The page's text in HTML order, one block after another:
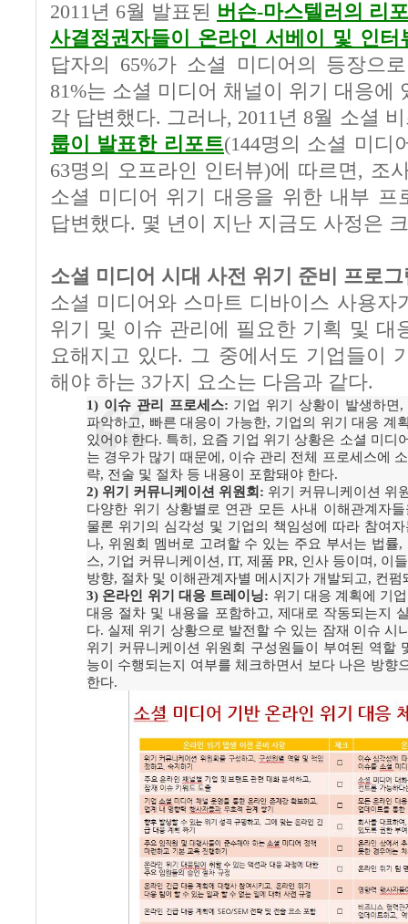
2011년 6월 발표된 버슨-마스텔러의 리
사결정권자들이 온라인 서베이 및 인터
답자의 65%가 소셜 미디어의 등장으
81%는 소셜 미디어 채널이 위기 대응에
각 답변했다. 그러나, 2011년 8월 소셜
룹이 발표한 리포트(144명의 소셜 미디
63명의 오프라인 인터뷰)에 따르면, 조
소셜 미디어 위기 대응을 위한 내부 프
답변했다. 몇 년이 지난 지금도 사정은
소셜 미디어 시대 사전 위기 준비 프로
소셜 미디어와 스마트 디바이스 사용자
위기 및 이슈 관리에 필요한 기획 및 대
요해지고 있다. 그 중에서도 기업들이
해야 하는 3가지 요소는 다음과 같다.
1) 이슈 관리 프로세스: 기업 위기 상황이 발생하면
파악하고, 빠른 대응이 가능한, 기업의 위기 대응 계
있어야 한다. 특히, 요즘 기업 위기 상황은 소셜 미디
는 경우가 많기 때문에, 이슈 관리 전체 프로세스에
략, 전술 및 절차 등 내용이 포함돼야 한다.
2) 위기 커뮤니케이션 위원회: 위기 커뮤니케이션 위
다양한 위기 상황별로 연관 모든 사내 이해관계자
물론 위기의 심각성 및 기업의 책임성에 따라 참여
나, 위원회 멤버로 고려할 수 있는 주요 부서는 법률,
스, 기업 커뮤니케이션, IT, 제품 PR, 인사 등이며, 이
방향, 절차 및 이해관계자별 메시지가 개발되고, 컨펌
3) 온라인 위기 대응 트레이닝: 위기 대응 계획에 기
대응 절차 및 내용을 포함하고, 제대로 작동되는지
다. 실제 위기 상황으로 발전할 수 있는 잠재 이슈 시
위기 커뮤니케이션 위원회 구성원들이 부여된 역할
능이 수행되는지 여부를 체크하면서 보다 나은 방향
한다.